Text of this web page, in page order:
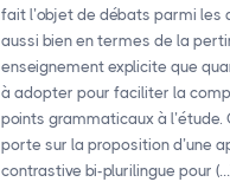
fait l’objet de débats parmi les
aussi bien en termes de la
enseignement explicite que
à adopter pour faciliter la
points grammaticaux à l’étude.
porte sur la proposition d’une
contrastive bi-plurilingue pour